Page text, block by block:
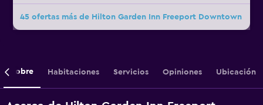
45 ofertas más de Hilton Garden Inn Freeport Downtown
Sobre Habitaciones Servicios Opiniones Ubicación